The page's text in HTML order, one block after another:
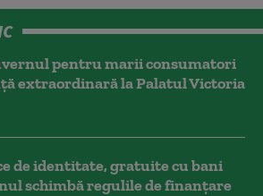
pentru marii consumatori
extraordinară la Palatul Victoria
de identitate, gratuite cu bani
schimbă regulile de finanțare